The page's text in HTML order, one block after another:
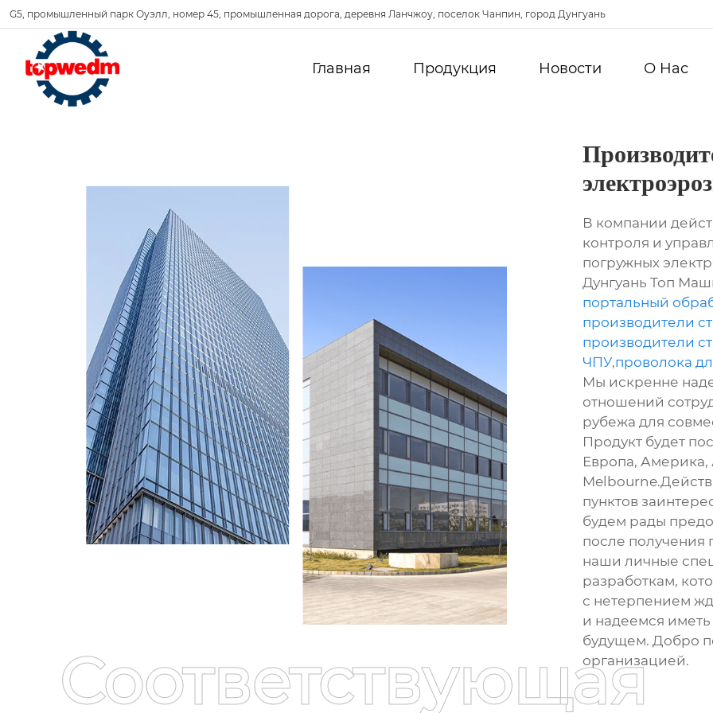
G5, промышленный парк Оуэлл, номер 45, промышленная дорога, деревня Ланчжоу, поселок Чанпин, город Дунгуань
Главная Продукция Новости О Hас
В компании
контроля и
погружных
Дунгуань Топ
портальный
производители
производители
ЧПУ,проволока
Мы искренне
отношений
рубежа для
Продукт будет
Европа, Америка,
пунктов
будем рады
после получения
наши личные
разработкам,
с нетерпением
и надеемся иметь
будущем. Добро
организацией.
Соответствующая